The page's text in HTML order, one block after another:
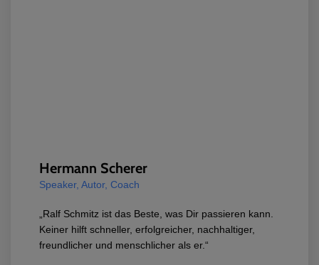
Hermann Scherer
Speaker, Autor, Coach
„Ralf Schmitz ist das Beste, was Dir passieren kann.
Keiner hilft schneller, erfolgreicher, nachhaltiger,
freundlicher und menschlicher als er.“